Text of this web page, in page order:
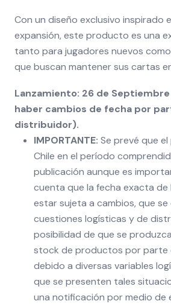
Con un diseño exclusivo inspirado
expansión, este producto es una
tanto para jugadores nuevos
que buscan mantener sus cartas
Lanzamiento: 26 de
haber cambios de fecha por
distribuidor).
IMPORTANTE: Se prevé que
Chile en el período
publicación aunque es
cuenta que la fecha exacta de
estar sujeta a cambios, que se
cuestiones logísticas y de
posibilidad de que se
stock de productos por parte
debido a diversas variables
que se presenten tales
una notificación por medio de